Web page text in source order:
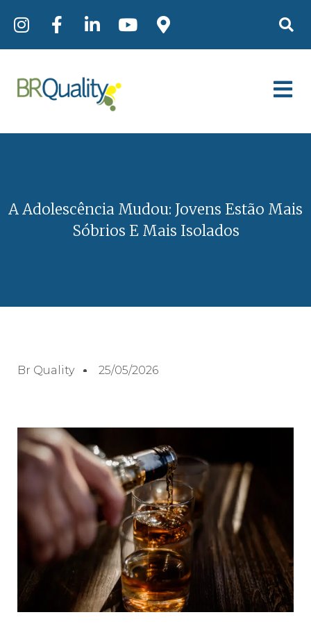
A Adolescência Mudou: Jovens Estão Mais
Sóbrios E Mais Isolados
Br Quality 25/05/2026